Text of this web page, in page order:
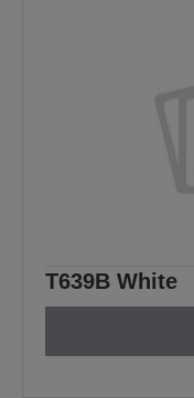
T639B White